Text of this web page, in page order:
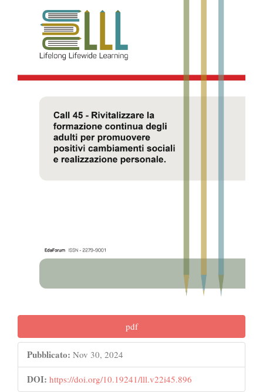
pdf
Pubblicato: Nov 30, 2024
DOI: https://doi.org/10.19241/lll.v22i45.896